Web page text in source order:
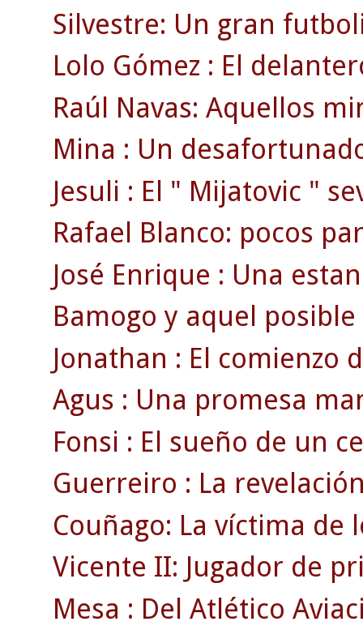
Silvestre: Un gran
Lolo Gómez : El
Raúl Navas: Aquellos
Mina : Un
Jesuli : El " Mijatovic "
Rafael Blanco: pocos
José Enrique : Una
Bamogo y aquel
Jonathan : El comienzo
Agus : Una promesa
Fonsi : El sueño de un
Guerreiro : La
Couñago: La víctima de
Vicente II: Jugador de
Mesa : Del Atlético